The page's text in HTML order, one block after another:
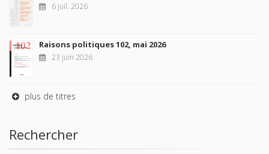
6 juil. 2026
Raisons politiques 102, mai 2026
23 juin 2026
plus de titres
Rechercher